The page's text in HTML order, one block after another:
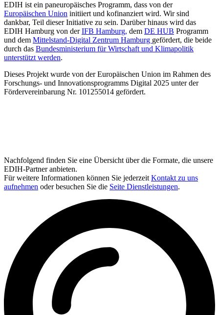
EDIH ist ein paneuropäisches Programm, dass von der
Europäischen Union initiiert und kofinanziert wird. Wir sind
dankbar, Teil dieser Initiative zu sein. Darüber hinaus wird das
EDIH Hamburg von derIFB Hamburg, dem DE HUB Programm
und dem Mittelstand-Digital Zentrum Hamburg gefördert, die beide
durch das Bundesministerium für Wirtschaft und Klimapolitik
unterstützt werden.
Dieses Projekt wurde von der Europäischen Union im Rahmen des
Forschungs- und Innovationsprogramms Digital 2025 unter der
Fördervereinbarung Nr. 101255014 gefördert.
Nachfolgend finden Sie eine Übersicht über die Formate, die unsere
EDIH-Partner anbieten.
Für weitere Informationen können Sie jederzeit Kontakt zu uns
aufnehmen oder besuchen Sie die Seite Dienstleistungen.